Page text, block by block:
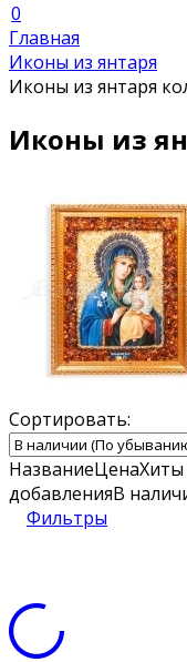
0
Главная
Иконы из янтаря
Иконы из янтаря
Иконы из
Сортировать:
НазваниеЦена
добавленияВ
Фильтры